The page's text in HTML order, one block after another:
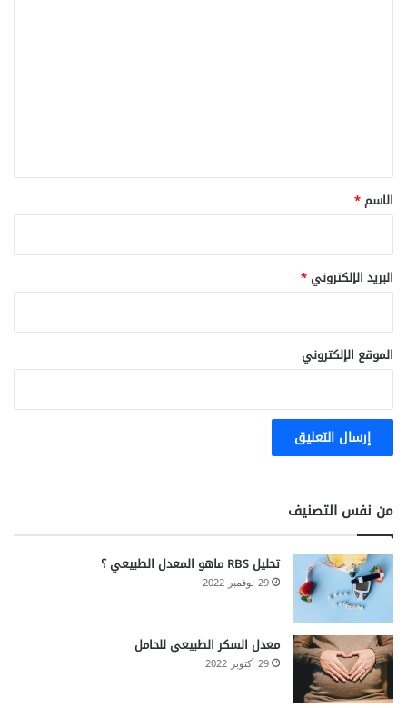
*
الاسم*
البريد الإلكتروني*
الموقع الإلكتروني
من نفس التصنيف
تحليل RBS ماهو المعدل الطبيعي ؟
29 نوفمبر 2022
معدل السكر الطبيعي للحامل
29 أكتوبر 2022